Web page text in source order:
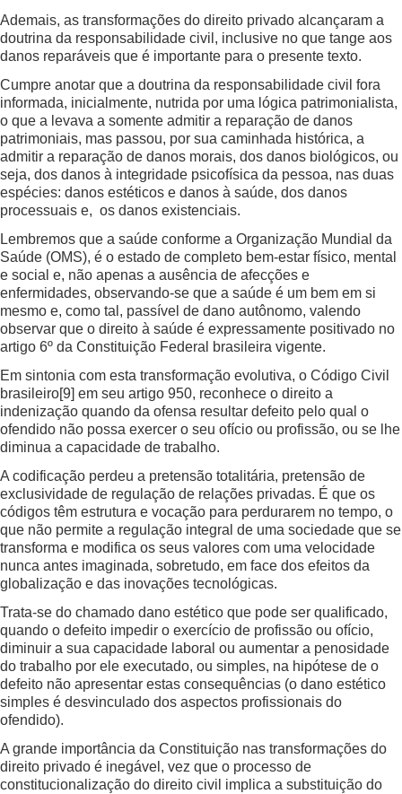
Ademais, as transformações do direito privado alcançaram a
doutrina da responsabilidade civil, inclusive no que tange aos
danos reparáveis que é importante para o presente texto.
Cumpre anotar que a doutrina da responsabilidade civil fora
informada, inicialmente, nutrida por uma lógica patrimonialista,
o que a levava a somente admitir a reparação de danos
patrimoniais, mas passou, por sua caminhada histórica, a
admitir a reparação de danos morais, dos danos biológicos, ou
seja, dos danos à integridade psicofísica da pessoa, nas duas
espécies: danos estéticos e danos à saúde, dos danos
processuais e, os danos existenciais.
Lembremos que a saúde conforme a Organização Mundial da
Saúde (OMS), é o estado de completo bem-estar físico, mental
e social e, não apenas a ausência de afecções e
enfermidades, observando-se que a saúde é um bem em si
mesmo e, como tal, passível de dano autônomo, valendo
observar que o direito à saúde é expressamente positivado no
artigo 6º da Constituição Federal brasileira vigente.
Em sintonia com esta transformação evolutiva, o Código Civil
brasileiro[9] em seu artigo 950, reconhece o direito a
indenização quando da ofensa resultar defeito pelo qual o
ofendido não possa exercer o seu ofício ou profissão, ou se lhe
diminua a capacidade de trabalho.
A codificação perdeu a pretensão totalitária, pretensão de
exclusividade de regulação de relações privadas. É que os
códigos têm estrutura e vocação para perdurarem no tempo, o
que não permite a regulação integral de uma sociedade que se
transforma e modifica os seus valores com uma velocidade
nunca antes imaginada, sobretudo, em face dos efeitos da
globalização e das inovações tecnológicas.
Trata-se do chamado dano estético que pode ser qualificado,
quando o defeito impedir o exercício de profissão ou ofício,
diminuir a sua capacidade laboral ou aumentar a penosidade
do trabalho por ele executado, ou simples, na hipótese de o
defeito não apresentar estas consequências (o dano estético
simples é desvinculado dos aspectos profissionais do
ofendido).
A grande importância da Constituição nas transformações do
direito privado é inegável, vez que o processo de
constitucionalização do direito civil implica a substituição do